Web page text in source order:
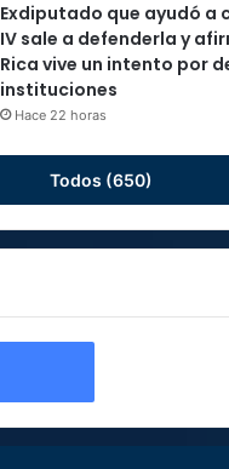
Exdiputado que ayudó a
IV sale a defenderla y
Rica vive un intento por
instituciones
Hace 22 horas
Todos (650)